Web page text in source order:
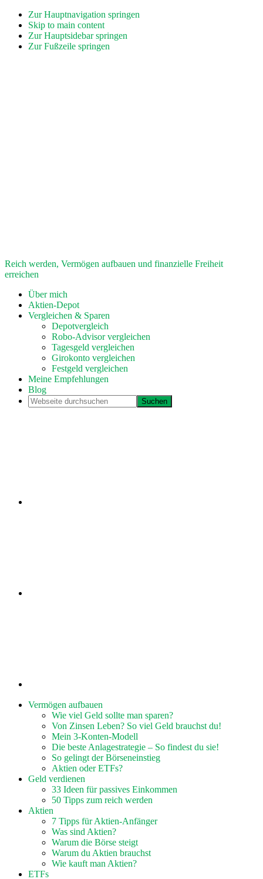
Zur Hauptnavigation springen
Skip to main content
Zur Hauptsidebar springen
Zur Fußzeile springen
Reich werden, Vermögen aufbauen und finanzielle Freiheit
erreichen
Über mich
Aktien-Depot
Vergleichen & Sparen
Depotvergleich
Robo-Advisor vergleichen
Tagesgeld vergleichen
Girokonto vergleichen
Festgeld vergleichen
Meine Empfehlungen
Blog
Webseite
durchsuchen
Vermögen aufbauen
Wie viel Geld sollte man sparen?
Von Zinsen Leben? So viel Geld brauchst du!
Mein 3-Konten-Modell
Die beste Anlagestrategie – So findest du sie!
So gelingt der Börseneinstieg
Aktien oder ETFs?
Geld verdienen
33 Ideen für passives Einkommen
50 Tipps zum reich werden
Aktien
7 Tipps für Aktien-Anfänger
Was sind Aktien?
Warum die Börse steigt
Warum du Aktien brauchst
Wie kauft man Aktien?
ETFs